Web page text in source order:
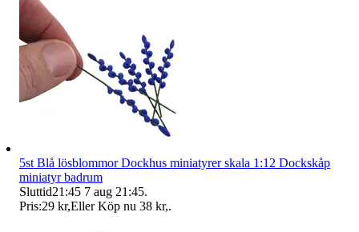
5st Blå lösblommor Dockhus miniatyrer skala 1:12 Dockskåp
miniatyr badrum
Sluttid21:45 7 aug 21:45.
Pris:29 kr,Eller Köp nu 38 kr,.